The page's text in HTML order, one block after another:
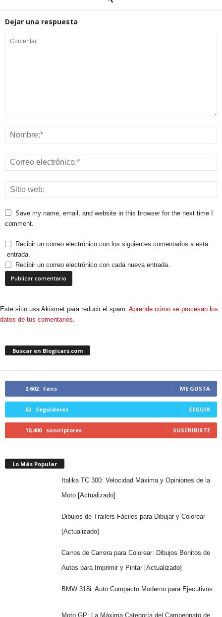
Dejar una respuesta
Save my name, email, and website in this browser for the next time I
comment.
Recibir un correo electrónico con los siguientes comentarios a esta
entrada.
Recibir un correo electrónico con cada nueva entrada.
Este sitio usa Akismet para reducir el spam. Aprende cómo se procesan los
datos de tus comentarios.
Buscar en Blogicars.com
2,602 Fans ME GUSTA
62 Seguidores SEGUIR
10,400 suscriptores SUSCRIBIRTE
Lo Más Popular
Italika TC 300: Velocidad Máxima y Opiniones de la
Moto [Actualizado]
Dibujos de Trailers Fáciles para Dibujar y Colorear
[Actualizado]
Carros de Carrera para Colorear: Dibujos Bonitos de
Autos para Imprimir y Pintar [Actualizado]
BMW 318i: Auto Compacto Moderno para Ejecutivos
Moto GP: La Máxima Categoría del Campeonato de